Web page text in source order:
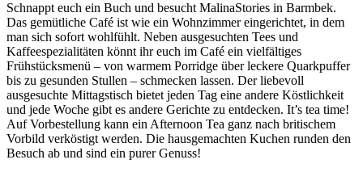
Schnappt euch ein Buch und besucht MalinaStories in Barmbek.
Das gemütliche Café ist wie ein Wohnzimmer eingerichtet, in dem
man sich sofort wohlfühlt. Neben ausgesuchten Tees und
Kaffeespezialitäten könnt ihr euch im Café ein vielfältiges
Frühstücksmenü – von warmem Porridge über leckere Quarkpuffer
bis zu gesunden Stullen – schmecken lassen. Der liebevoll
ausgesuchte Mittagstisch bietet jeden Tag eine andere Köstlichkeit
und jede Woche gibt es andere Gerichte zu entdecken. It’s tea time!
Auf Vorbestellung kann ein Afternoon Tea ganz nach britischem
Vorbild verköstigt werden. Die hausgemachten Kuchen runden den
Besuch ab und sind ein purer Genuss!